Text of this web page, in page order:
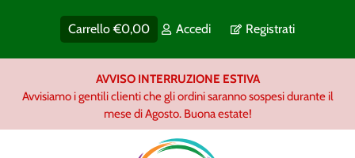
Carrello€0,00 Accedi Registrati
AVVISO INTERRUZIONE ESTIVA
Avvisiamo i gentili clienti che gli ordini saranno sospesi durante il
mese di Agosto. Buona estate!